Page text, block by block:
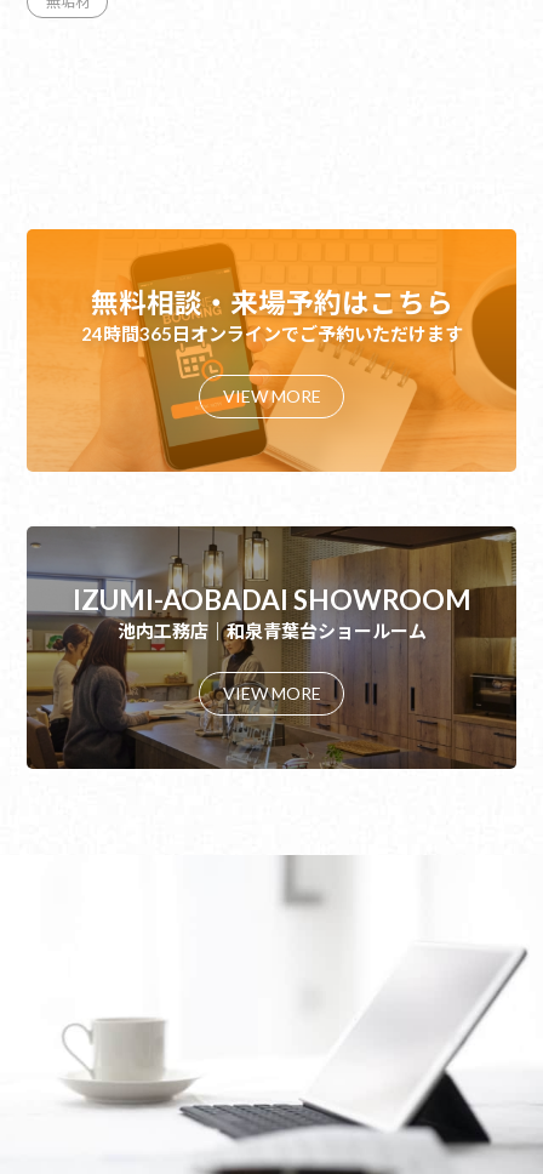
無料相談・来場予約はこちら
24時間365日オンラインでご予約いただけます
VIEW MORE
IZUMI-AOBADAI SHOWROOM
池内工務店｜和泉青葉台ショールーム
VIEW MORE